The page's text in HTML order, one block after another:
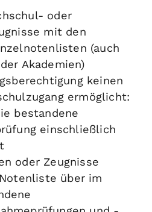
oder
mit den
(auch
Akademien)
keinen
ermöglicht:
bestandene
einschließlich
oder Zeugnisse
über im